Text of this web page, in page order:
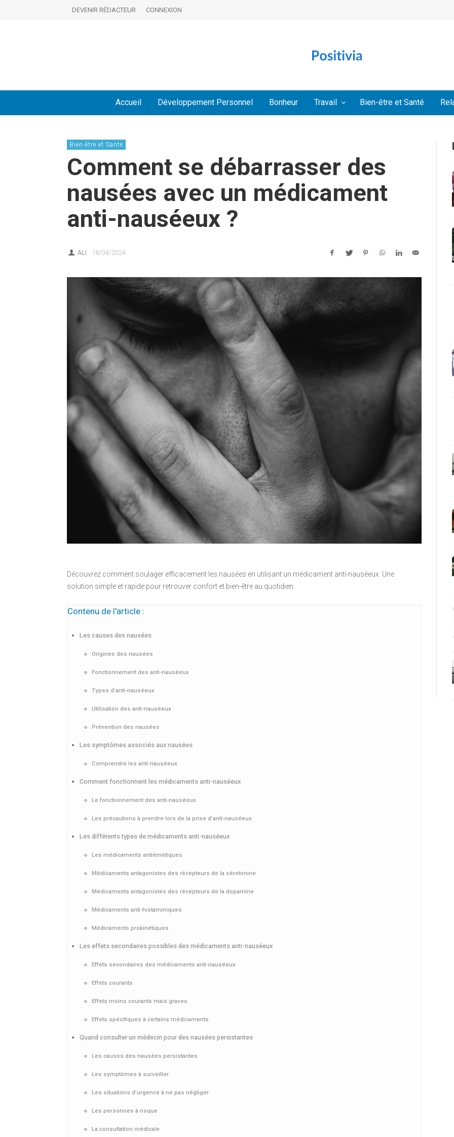
DEVENIR RÉDACTEUR CONNEXION
Accueil Développement Personnel Bonheur Travail Bien-être et Santé
Bien-être et Santé
Comment se débarrasser des
nausées avec un médicament
anti-nauséeux ?
ALI 18/04/2024
Découvrez comment soulager efficacement les nausées en utilisant un médicament anti-nauséeux. Une
solution simple et rapide pour retrouver confort et bien-être au quotidien.
Contenu de l'article :
Les causes des nausées
Origines des nausées
Fonctionnement des anti-nauséeux
Types d’anti-nauséeux
Utilisation des anti-nauséeux
Prévention des nausées
Les symptômes associés aux nausées
Comprendre les anti-nauséeux
Comment fonctionnent les médicaments anti-nauséeux
Le fonctionnement des anti-nauséeux
Les précautions à prendre lors de la prise d’anti-nauséeux
Les différents types de médicaments anti-nauséeux
Les médicaments antiémétiques
Médicaments antagonistes des récepteurs de la sérotonine
Médicaments antagonistes des récepteurs de la dopamine
Médicaments anti-histaminiques
Médicaments prokinétiques
Les effets secondaires possibles des médicaments anti-nauséeux
Effets secondaires des médicaments anti-nauséeux
Effets courants
Effets moins courants mais graves
Effets spécifiques à certains médicaments
Quand consulter un médecin pour des nausées persistantes
Les causes des nausées persistantes
Les symptômes à surveiller
Les situations d’urgence à ne pas négliger
Les personnes à risque
La consultation médicale